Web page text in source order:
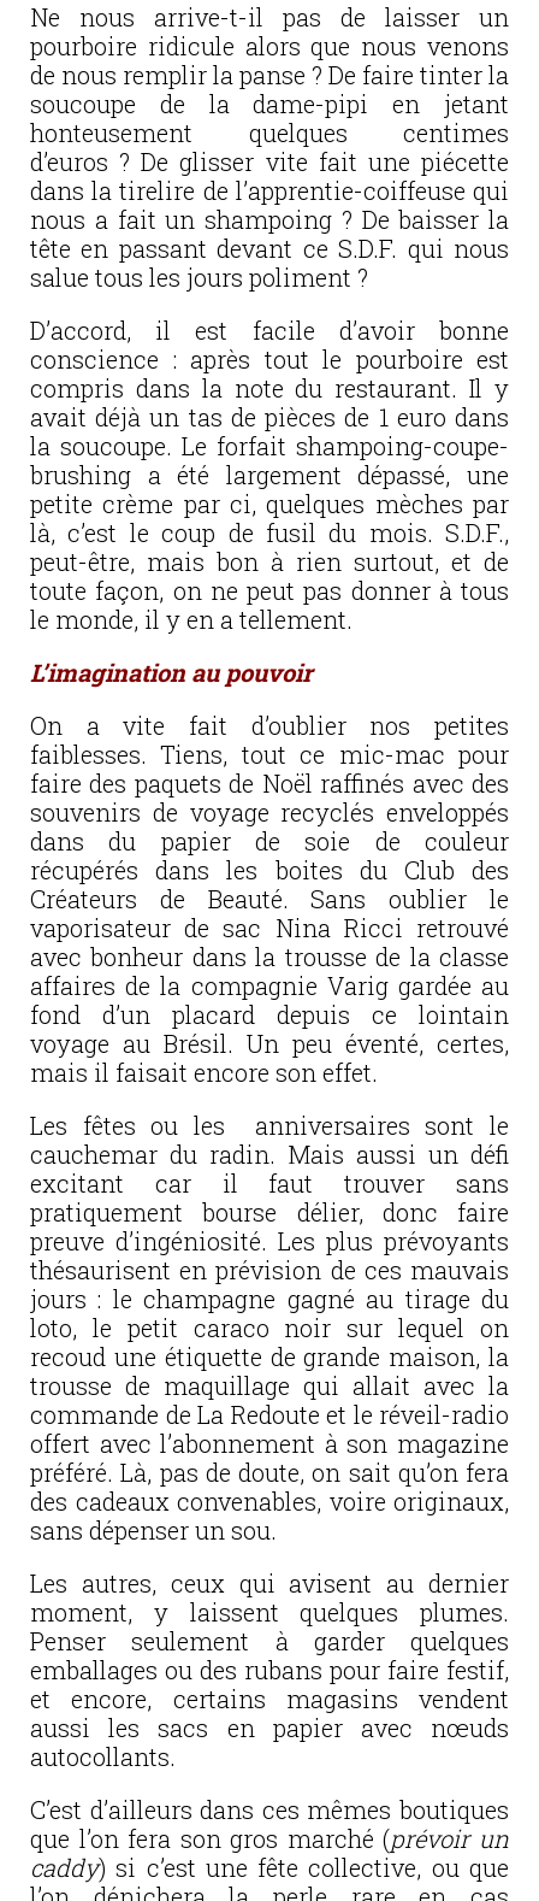
Ne nous arrive-t-il pas de laisser un
pourboire ridicule alors que nous venons
de nous remplir la panse ? De faire tinter la
soucoupe de la dame-pipi en jetant
honteusement quelques centimes
d’euros ? De glisser vite fait une piécette
dans la tirelire de l’apprentie-coiffeuse qui
nous a fait un shampoing ? De baisser la
tête en passant devant ce S.D.F. qui nous
salue tous les jours poliment ?
D’accord, il est facile d’avoir bonne
conscience : après tout le pourboire est
compris dans la note du restaurant. Il y
avait déjà un tas de pièces de 1 euro dans
la soucoupe. Le forfait shampoing-coupe-
brushing a été largement dépassé, une
petite crème par ci, quelques mèches par
là, c’est le coup de fusil du mois. S.D.F.,
peut-être, mais bon à rien surtout, et de
toute façon, on ne peut pas donner à tous
le monde, il y en a tellement.
L’imagination au pouvoir
On a vite fait d’oublier nos petites
faiblesses. Tiens, tout ce mic-mac pour
faire des paquets de Noël raffinés avec des
souvenirs de voyage recyclés enveloppés
dans du papier de soie de couleur
récupérés dans les boites du Club des
Créateurs de Beauté. Sans oublier le
vaporisateur de sac Nina Ricci retrouvé
avec bonheur dans la trousse de la classe
affaires de la compagnie Varig gardée au
fond d’un placard depuis ce lointain
voyage au Brésil. Un peu éventé, certes,
mais il faisait encore son effet.
Les fêtes ou les anniversaires sont le
cauchemar du radin. Mais aussi un défi
excitant car il faut trouver sans
pratiquement bourse délier, donc faire
preuve d’ingéniosité. Les plus prévoyants
thésaurisent en prévision de ces mauvais
jours : le champagne gagné au tirage du
loto, le petit caraco noir sur lequel on
recoud une étiquette de grande maison, la
trousse de maquillage qui allait avec la
commande de La Redoute et le réveil-radio
offert avec l’abonnement à son magazine
préféré. Là, pas de doute, on sait qu’on fera
des cadeaux convenables, voire originaux,
sans dépenser un sou.
Les autres, ceux qui avisent au dernier
moment, y laissent quelques plumes.
Penser seulement à garder quelques
emballages ou des rubans pour faire festif,
et encore, certains magasins vendent
aussi les sacs en papier avec nœuds
autocollants.
C’est d’ailleurs dans ces mêmes boutiques
que l’on fera son gros marché (prévoir un
caddy) si c’est une fête collective, ou que